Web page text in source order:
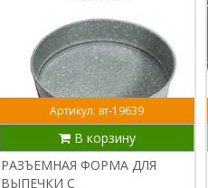
Артикул: вт-19639
В корзину
РАЗЪЕМНАЯ ФОРМА ДЛЯ
ВЫПЕЧКИ С